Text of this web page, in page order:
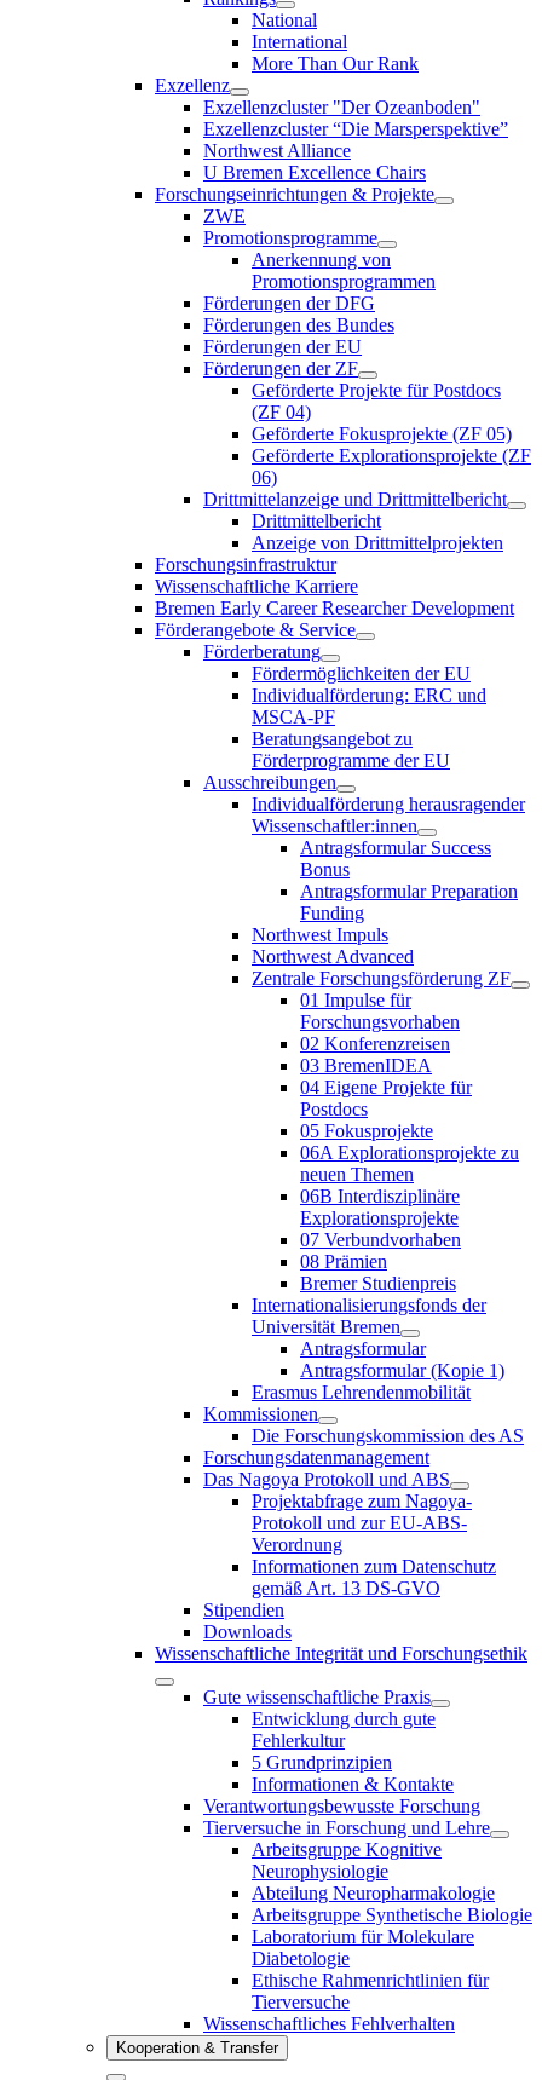
National
International
More Than Our Rank
Exzellenz
Exzellenzcluster "Der Ozeanboden"
Exzellenzcluster “Die Marsperspektive”
Northwest Alliance
U Bremen Excellence Chairs
Forschungseinrichtungen & Projekte
ZWE
Promotionsprogramme
Anerkennung von
Promotionsprogrammen
Förderungen der DFG
Förderungen des Bundes
Förderungen der EU
Förderungen der ZF
Geförderte Projekte für Postdocs
(ZF 04)
Geförderte Fokusprojekte (ZF 05)
Geförderte Explorationsprojekte (ZF
06)
Drittmittelanzeige und Drittmittelbericht
Drittmittelbericht
Anzeige von Drittmittelprojekten
Forschungsinfrastruktur
Wissenschaftliche Karriere
Bremen Early Career Researcher Development
Förderangebote & Service
Förderberatung
Fördermöglichkeiten der EU
Individualförderung: ERC und
MSCA-PF
Beratungsangebot zu
Förderprogramme der EU
Ausschreibungen
Individualförderung herausragender
Wissenschaftler:innen
Antragsformular Success
Bonus
Antragsformular Preparation
Funding
Northwest Impuls
Northwest Advanced
Zentrale Forschungsförderung ZF
01 Impulse für
Forschungsvorhaben
02 Konferenzreisen
03 BremenIDEA
04 Eigene Projekte für
Postdocs
05 Fokusprojekte
06A Explorationsprojekte zu
neuen Themen
06B Interdisziplinäre
Explorationsprojekte
07 Verbundvorhaben
08 Prämien
Bremer Studienpreis
Internationalisierungsfonds der
Universität Bremen
Antragsformular
Antragsformular (Kopie 1)
Erasmus Lehrendenmobilität
Kommissionen
Die Forschungskommission des AS
Forschungsdatenmanagement
Das Nagoya Protokoll und ABS
Projektabfrage zum Nagoya-
Protokoll und zur EU-ABS-
Verordnung
Informationen zum Datenschutz
gemäß Art. 13 DS-GVO
Stipendien
Downloads
Wissenschaftliche Integrität und Forschungsethik
Gute wissenschaftliche Praxis
Entwicklung durch gute
Fehlerkultur
5 Grundprinzipien
Informationen & Kontakte
Verantwortungsbewusste Forschung
Tierversuche in Forschung und Lehre
Arbeitsgruppe Kognitive
Neurophysiologie
Abteilung Neuropharmakologie
Arbeitsgruppe Synthetische Biologie
Laboratorium für Molekulare
Diabetologie
Ethische Rahmenrichtlinien für
Tierversuche
Wissenschaftliches Fehlverhalten
Kooperation & Transfer